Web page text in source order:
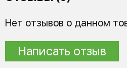
Нет отзывов о данном
Написать отзыв